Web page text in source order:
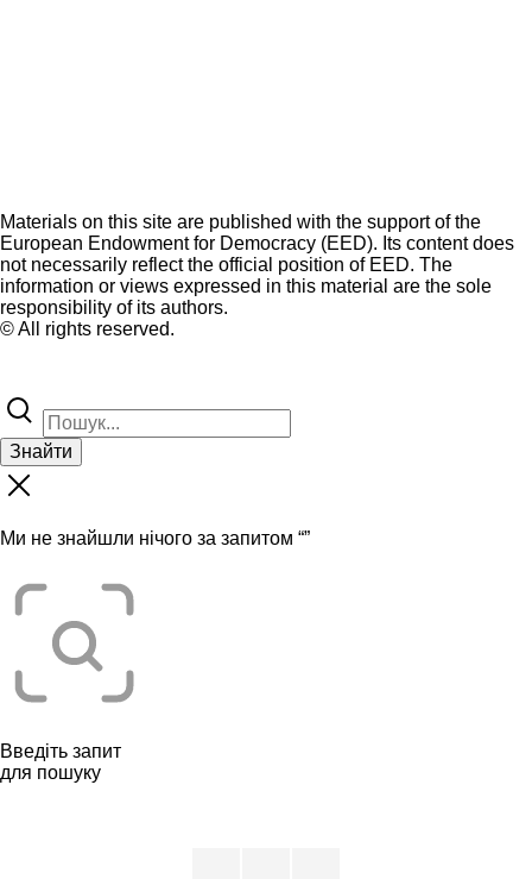
Materials on this site are published with the support of the
European Endowment for Democracy (EED). Its content does
not necessarily reflect the official position of EED. The
information or views expressed in this material are the sole
responsibility of its authors.
© All rights reserved.
Знайти
Ми не знайшли нічого за запитом “”
Введіть запит
для пошуку